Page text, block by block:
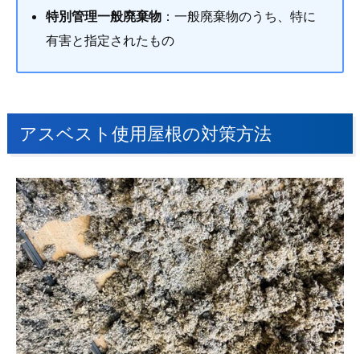
特別管理一般廃棄物 ：一般廃棄物のうち、特に
有害と指定されたもの
アスベスト使用屋根の対策方法